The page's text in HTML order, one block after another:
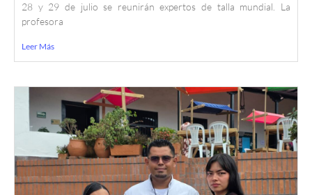
28 y 29 de julio se reunirán expertos de talla mundial. La
profesora
Leer Más